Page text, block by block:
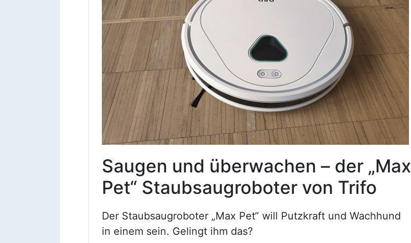
Saugen und überwachen – der „Max
Pet“ Staubsaugroboter von Trifo
Der Staubsaugroboter „Max Pet“ will Putzkraft und Wachhund
in einem sein. Gelingt ihm das?